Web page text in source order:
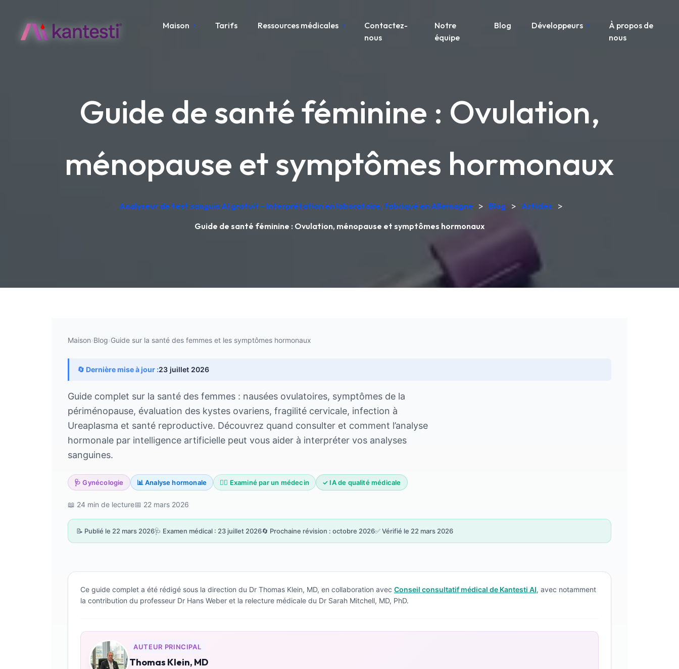
Maison Tarifs Ressources médicales
Contactez-
nous
Notre
équipe
Blog Développeurs
À propos de
nous
Guide de santé féminine : Ovulation,
ménopause et symptômes hormonaux
Analyseur de test sanguin AI gratuit – Interprétation en laboratoire, fabriqué en Allemagne > Blog > Articles
>
Guide de santé féminine : Ovulation, ménopause et symptômes hormonaux
Maison›Blog›Guide sur la santé des femmes et les symptômes hormonaux
🔄 Dernière mise à jour :23 juillet 2026
Guide complet sur la santé des femmes : nausées ovulatoires, symptômes de la
périménopause, évaluation des kystes ovariens, fragilité cervicale, infection à
Ureaplasma et santé reproductive. Découvrez quand consulter et comment l’analyse
hormonale par intelligence artificielle peut vous aider à interpréter vos analyses
sanguines.
🩺 Gynécologie 📊 Analyse hormonale 👨‍⚕️ Examiné par un médecin ✓ IA de qualité médicale
📖 24 min de lecture📅 22 mars 2026
📝 Publié le 22 mars 2026🩺 Examen médical : 23 juillet 2026🔄 Prochaine révision : octobre 2026✅ Vérifié le 22 mars 2026
Ce guide complet a été rédigé sous la direction du Dr Thomas Klein, MD, en collaboration avec Conseil consultatif médical de Kantesti AI, avec notamment
la contribution du professeur Dr Hans Weber et la relecture médicale du Dr Sarah Mitchell, MD, PhD.
AUTEUR PRINCIPAL
Thomas Klein, MD